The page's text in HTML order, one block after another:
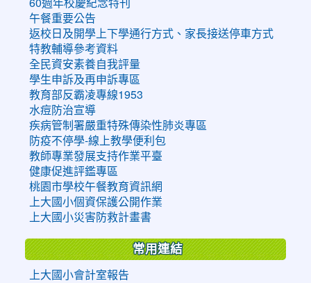
60週年校慶紀念特刊
午餐重要公告
返校日及開學上下學通行方式、家長接送停車方式
特教輔導參考資料
全民資安素養自我評量
學生申訴及再申訴專區
教育部反霸凌專線1953
水痘防治宣導
疾病管制署嚴重特殊傳染性肺炎專區
防疫不停學-線上教學便利包
教師專業發展支持作業平臺
健康促進評鑑專區
桃園市學校午餐教育資訊網
上大國小個資保護公開作業
上大國小災害防救計畫書
常用連結
上大國小會計室報告